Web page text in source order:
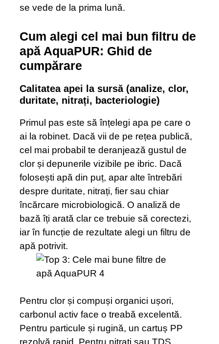
se vede de la prima lună.
Cum alegi cel mai bun filtru de
apă AquaPUR: Ghid de
cumpărare
Calitatea apei la sursă (analize, clor,
duritate, nitrați, bacteriologie)
Primul pas este să înțelegi apa pe care o
ai la robinet. Dacă vii de pe rețea publică,
cel mai probabil te deranjează gustul de
clor și depunerile vizibile pe ibric. Dacă
folosești apă din puț, apar alte întrebări
despre duritate, nitrați, fier sau chiar
încărcare microbiologică. O analiză de
bază îți arată clar ce trebuie să corectezi,
iar în funcție de rezultate alegi un filtru de
apă potrivit.
Pentru clor și compuși organici ușori,
carbonul activ face o treabă excelentă.
Pentru particule și rugină, un cartuș PP
rezolvă rapid. Pentru nitrați sau TDS